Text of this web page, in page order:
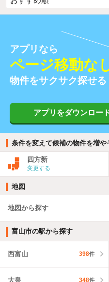
アプリなら
ページ移動な
物件をサクサク探せる
アプリをダウンロー
条件を変えて候補の物件を増や
四方新
変更する
地図
地図から探す
富山市の駅から探す
西富山 398件
大泉 348件